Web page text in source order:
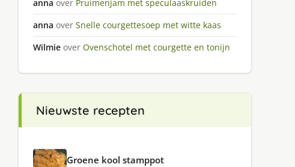
anna over Pruimenjam met speculaaskruiden
anna over Snelle courgettesoep met witte kaas
Wilmie over Ovenschotel met courgette en tonijn
Nieuwste recepten
Groene kool stamppot